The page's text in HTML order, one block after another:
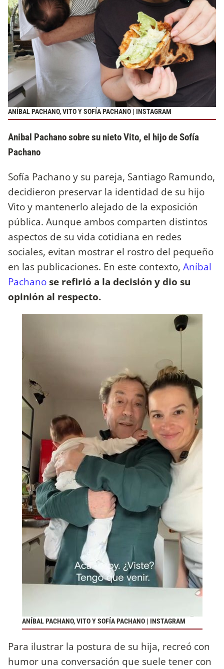
ANÍBAL PACHANO, VITO Y SOFÍA PACHANO | INSTAGRAM
Anibal Pachano sobre su nieto Vito, el hijo de Sofía
Pachano
Sofía Pachano y su pareja, Santiago Ramundo,
decidieron preservar la identidad de su hijo
Vito y mantenerlo alejado de la exposición
pública. Aunque ambos comparten distintos
aspectos de su vida cotidiana en redes
sociales, evitan mostrar el rostro del pequeño
en las publicaciones. En este contexto, Aníbal
Pachanose refirió a la decisión y dio su
opinión al respecto.
ANÍBAL PACHANO, VITO Y SOFÍA PACHANO | INSTAGRAM
Para ilustrar la postura de su hija, recreó con
humor una conversación que suele tener con